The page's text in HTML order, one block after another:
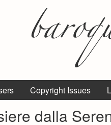
Copyright Issues
dalla